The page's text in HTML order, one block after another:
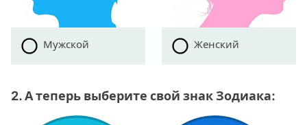
Мужской Женский
2. А теперь выберите свой знак Зодиака: